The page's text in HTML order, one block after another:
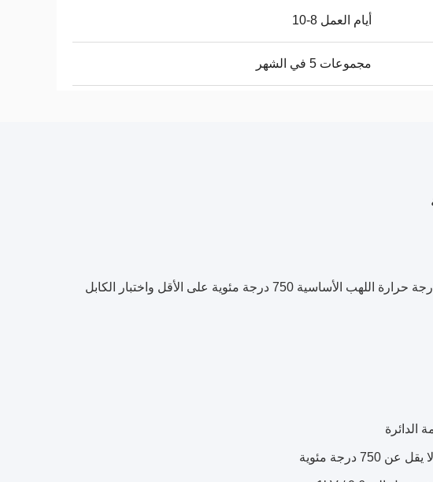
أيام العمل 8-10
مجموعات 5 في الشهر
يستخدم اختبار المقاومة للحريق في ظروف الاختبار حيث تكون درجة حرارة اللهب الأساسية 750 درجة مئوية على الأقل واختبار الكابل